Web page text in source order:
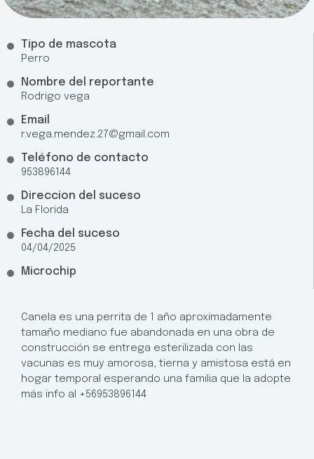
Tipo de mascota
Perro
Nombre del reportante
Rodrigo vega
Email
r.vega.mendez.27@gmail.com
Teléfono de contacto
953896144
Direccion del suceso
La Florida
Fecha del suceso
04/04/2025
Microchip
Canela es una perrita de 1 año aproximadamente
tamaño mediano fue abandonada en una obra de
construcción se entrega esterilizada con las
vacunas es muy amorosa, tierna y amistosa está en
hogar temporal esperando una familia que la adopte
más info al +56953896144